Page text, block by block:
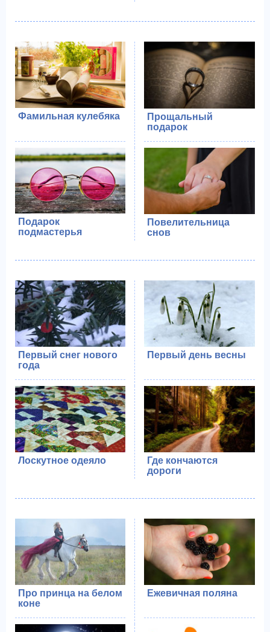
Фамильная кулебяка
Прощальный
подарок
Подарок
подмастерья
Повелительница
снов
Первый снег нового
года
Первый день весны
Лоскутное одеяло
Где кончаются
дороги
Про принца на белом
коне
Ежевичная поляна